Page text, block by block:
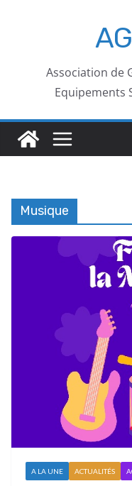
Association de
Equipements
Musique
A LA UNE ACTUALITÉS